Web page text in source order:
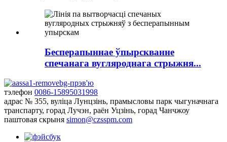
Бесперапыннае ўпырскванне
спечанага вугляроднага стрыжня...
тэлефон 0086-15895031998
адрас № 355, вуліца Лунцзінь, прамысловы парк чыгуначнага
транспарту, горад Лучэн, раён Уцзінь, горад Чанчжоу
паштовая скрыня simon@czsspm.com